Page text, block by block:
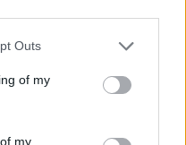
Outs
of my
my
σε σχετική
δεν της τα λένε